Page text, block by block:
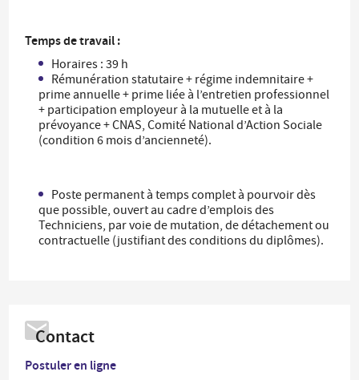
Temps de travail :
Horaires : 39 h
Rémunération statutaire + régime indemnitaire +
prime annuelle + prime liée à l’entretien professionnel
+ participation employeur à la mutuelle et à la
prévoyance + CNAS, Comité National d’Action Sociale
(condition 6 mois d’ancienneté).
Poste permanent à temps complet à pourvoir dès
que possible, ouvert au cadre d’emplois des
Techniciens, par voie de mutation, de détachement ou
contractuelle (justifiant des conditions du diplômes).
Contact
Postuler en ligne